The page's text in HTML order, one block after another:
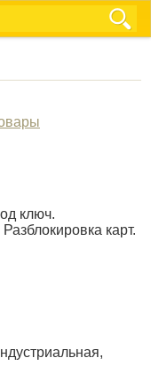
ключ.
карт.